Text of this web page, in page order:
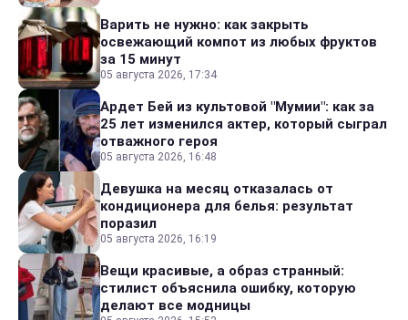
Варить не нужно: как закрыть
освежающий компот из любых фруктов
за 15 минут
05 августа 2026, 17:34
Ардет Бей из культовой "Мумии": как за
25 лет изменился актер, который сыграл
отважного героя
05 августа 2026, 16:48
Девушка на месяц отказалась от
кондиционера для белья: результат
поразил
05 августа 2026, 16:19
Вещи красивые, а образ странный:
стилист объяснила ошибку, которую
делают все модницы